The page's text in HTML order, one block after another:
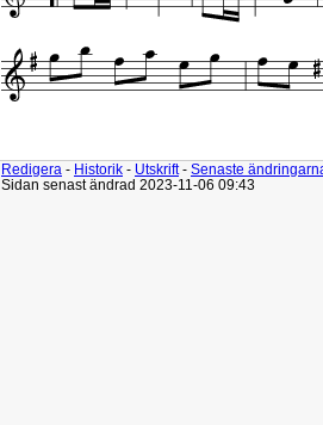
Redigera - Historik - Utskrift- Senaste
Sidan senast ändrad 2023-11-06 09:43